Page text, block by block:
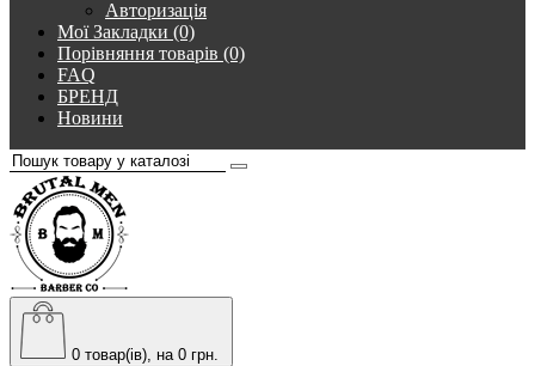
Авторизація
Мої Закладки (0)
Порівняння товарів (0)
FAQ
БРЕНД
Новини
0 товар(ів), на 0 грн.